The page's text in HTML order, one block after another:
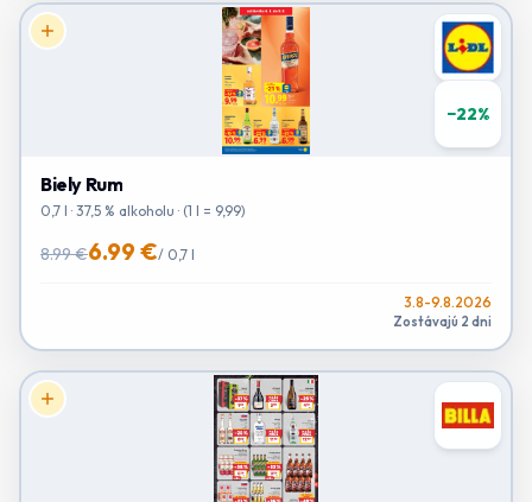
−22%
Biely Rum
0,7 l · 37,5 % alkoholu · (1 l = 9,99)
8.99 €6.99 €/ 0,7 l
3.8-9.8.2026
Zostávajú 2 dni